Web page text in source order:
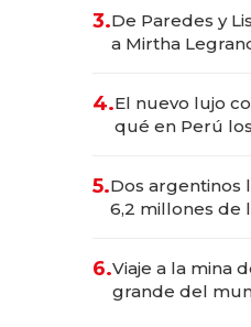
las marcas
3.De Paredes y
a Mirtha
4.El nuevo lujo
qué en Perú
5.Dos argentinos
6,2 millones de
6.Viaje a la mina
grande del